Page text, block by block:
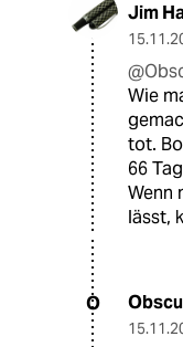
Jim
Wie
tot.
66
Wenn
lässt,
O